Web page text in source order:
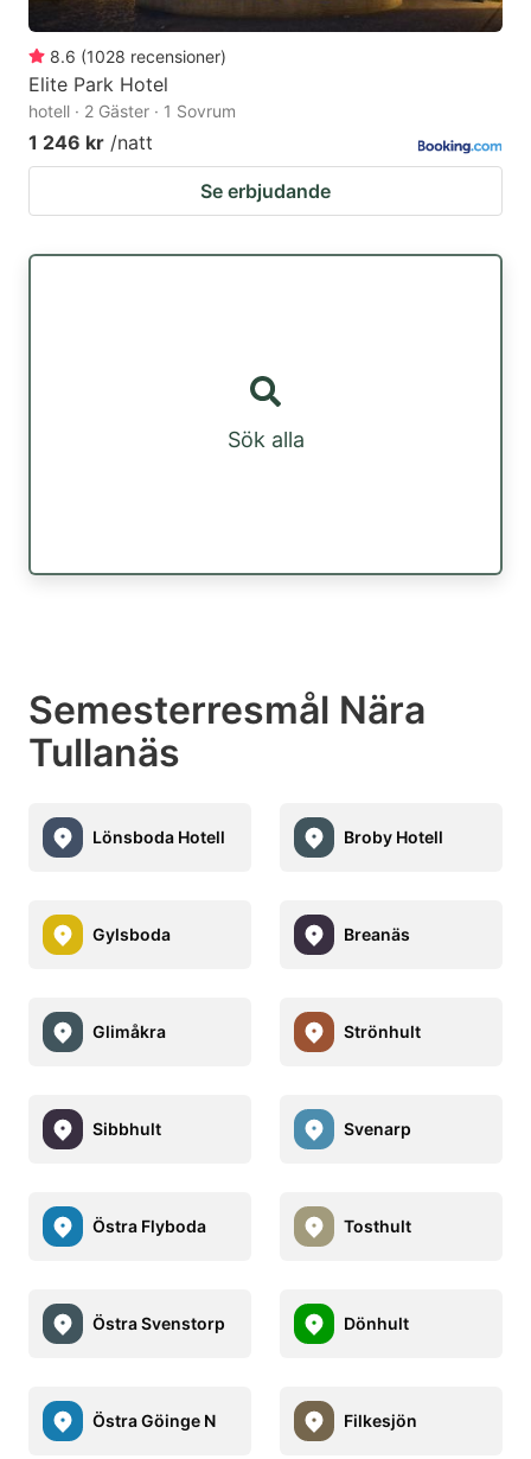
8.6 (1028 recensioner)
Elite Park Hotel
hotell · 2 Gäster · 1 Sovrum
1 246 kr /natt
Se erbjudande
Sök alla
Semesterresmål Nära
Tullanäs
Lönsboda Hotell Broby Hotell
Gylsboda Breanäs
Glimåkra Strönhult
Sibbhult Svenarp
Östra Flyboda Tosthult
Östra Svenstorp Dönhult
Östra Göinge N Filkesjön